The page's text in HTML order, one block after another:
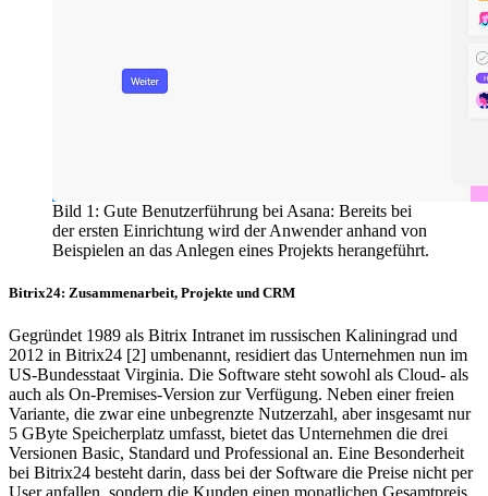
Bild 1: Gute Benutzerführung bei Asana: Bereits bei
der ersten Einrichtung wird der Anwender anhand von
Beispielen an das Anlegen eines Projekts herangeführt.
Bitrix24: Zusammenarbeit, Projekte und CRM
Gegründet 1989 als Bitrix Intranet im russischen Kaliningrad und
2012 in Bitrix24 [2] umbenannt, residiert das Unternehmen nun im
US-Bundesstaat Virginia. Die Software steht sowohl als Cloud- als
auch als On-Premises-Version zur Verfügung. Neben einer freien
Variante, die zwar eine unbegrenzte Nutzerzahl, aber insgesamt nur
5 GByte Speicherplatz umfasst, bietet das Unternehmen die drei
Versionen Basic, Standard und Professional an. Eine Besonderheit
bei Bitrix24 besteht darin, dass bei der Software die Preise nicht per
User anfallen, sondern die Kunden einen monatlichen Gesamtpreis